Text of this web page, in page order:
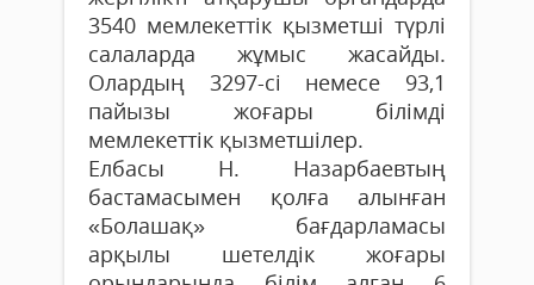
3540 мемлекеттік қызметші түрлі
салаларда жұмыс жасайды.
Олардың 3297-сі немесе 93,1
пайызы жоғары білімді
мемлекеттік қызметшілер.
Елбасы Н. Назарбаевтың
бастамасымен қолға алынған
«Болашақ» бағдарламасы
арқылы шетелдік жоғары